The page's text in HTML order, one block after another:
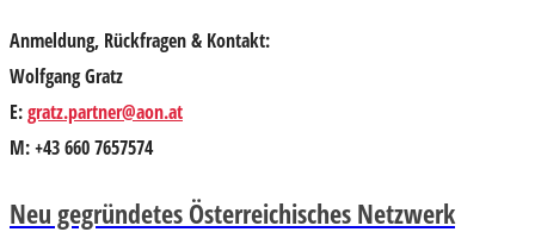
Anmeldung, Rückfragen & Kontakt:
Wolfgang Gratz
E:gratz.partner@aon.at
M: +43 660 7657574
Neu gegründetes Österreichisches Netzwerk